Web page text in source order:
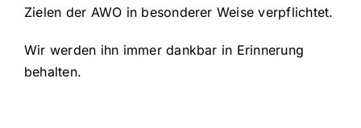
Zielen der AWO in besonderer Weise verpflichtet.
Wir werden ihn immer dankbar in Erinnerung
behalten.